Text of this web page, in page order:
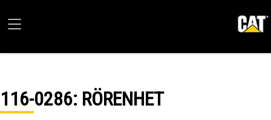
116-0286: RÖRENHET